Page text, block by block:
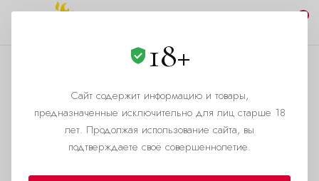
18+
Сайт содержит информацию и товары,
предназначенные исключительно для лиц старше 18
лет. Продолжая использование сайта, вы
подтверждаете своё совершеннолетие.
Москва (Таганка),
Большая Калитниковская,